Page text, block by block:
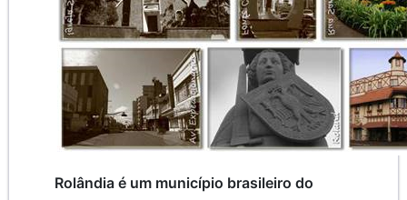
Rolândia é um município brasileiro do